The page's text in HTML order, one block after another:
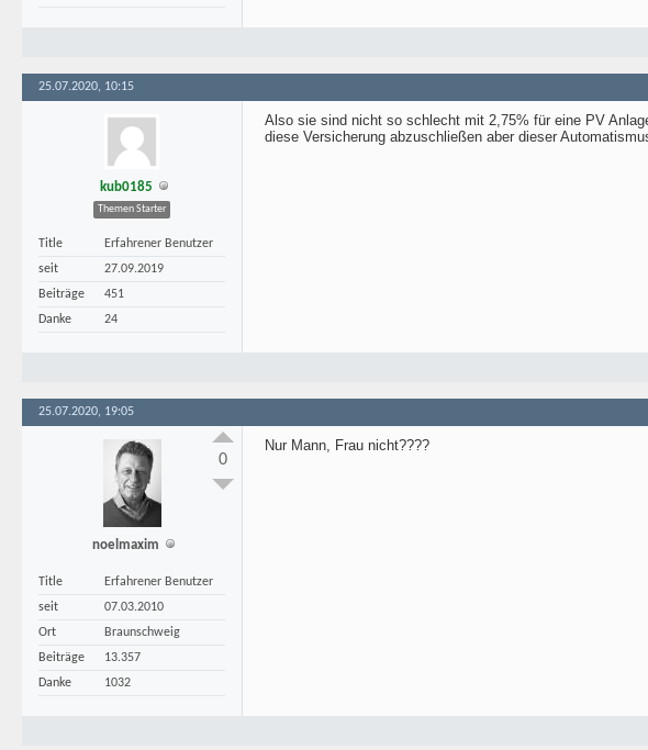
25.07.2020, 10:15
kub0185
Themen Starter
Title
Erfahrener Benutzer
seit
27.09.2019
Beiträge
451
Danke
24
Also sie sind nicht so schlecht mit 2,75% für eine PV
diese Versicherung abzuschließen aber dieser
25.07.2020, 19:05
noelmaxim
Title
Erfahrener Benutzer
seit
07.03.2010
Ort
Braunschweig
Beiträge
13.357
Danke
1032
0
Nur Mann, Frau nicht????